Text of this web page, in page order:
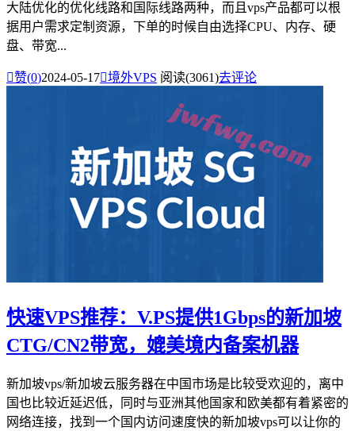
大陆优化的优化线路和国际线路两种，而且vps产品都可以根
据用户需求定制资源，下单的时候自由选择CPU、内存、硬
盘、带宽...
赞(0)2024-05-17境外VPS 阅读(3061)去评论
快速VPS推荐：V.PS提供1Gbps的新加坡
CTG/CN2带宽，媲美境内备案机器
新加坡vps/新加坡云服务器在中国市场是比较受欢迎的，离中
国也比较近延迟低，同时与亚洲其他国家和欧美都有着紧密的
网络连接，找到一个国内访问速度快的新加坡vps可以让你的